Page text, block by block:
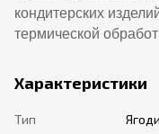
кондитерских
термической
Характеристики
Тип
Ягоди